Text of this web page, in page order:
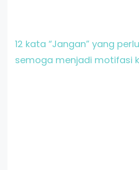
12 kata “Jangan” yang
semoga menjadi motifasi